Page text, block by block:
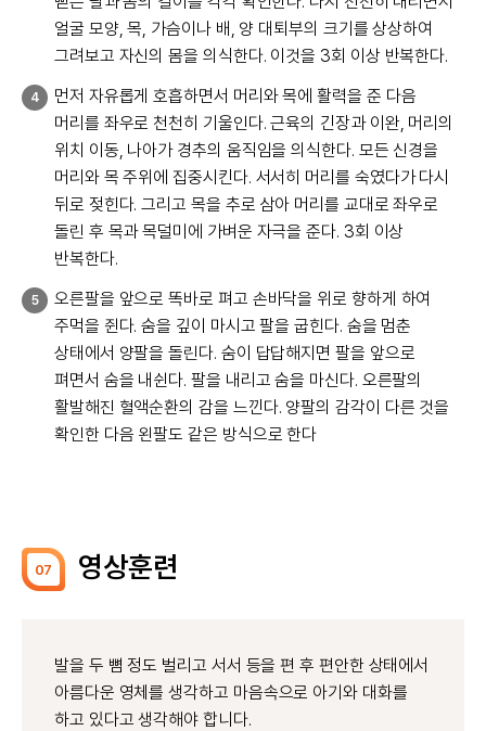
얼굴 모양, 목, 가슴이나 배, 양 대퇴부의 크기를 상상하여
그려보고 자신의 몸을 의식한다. 이것을 3회 이상 반복한다.
4
먼저 자유롭게 호흡하면서 머리와 목에 활력을 준 다음
머리를 좌우로 천천히 기울인다. 근육의 긴장과 이완, 머리의
위치 이동, 나아가 경추의 움직임을 의식한다. 모든 신경을
머리와 목 주위에 집중시킨다. 서서히 머리를 숙였다가 다시
뒤로 젖힌다. 그리고 목을 추로 삼아 머리를 교대로 좌우로
돌린 후 목과 목덜미에 가벼운 자극을 준다. 3회 이상
반복한다.
5
오른팔을 앞으로 똑바로 펴고 손바닥을 위로 향하게 하여
주먹을 쥔다. 숨을 깊이 마시고 팔을 굽힌다. 숨을 멈춘
상태에서 양팔을 돌린다. 숨이 답답해지면 팔을 앞으로
펴면서 숨을 내쉰다. 팔을 내리고 숨을 마신다. 오른팔의
활발해진 혈액순환의 감을 느낀다. 양팔의 감각이 다른 것을
확인한 다음 왼팔도 같은 방식으로 한다
07 영상훈련
발을 두 뼘 정도 벌리고 서서 등을 편 후 편안한 상태에서
아름다운 영체를 생각하고 마음속으로 아기와 대화를
하고 있다고 생각해야 합니다.